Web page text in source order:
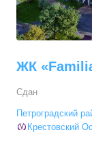
4-комн. кв.
ЖК
Сдан
Петроградский
Крестовский